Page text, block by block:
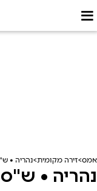
אמס זירה מקומית נהריה •
נהריה •